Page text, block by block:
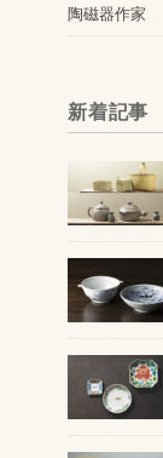
陶磁器作家
新着記事